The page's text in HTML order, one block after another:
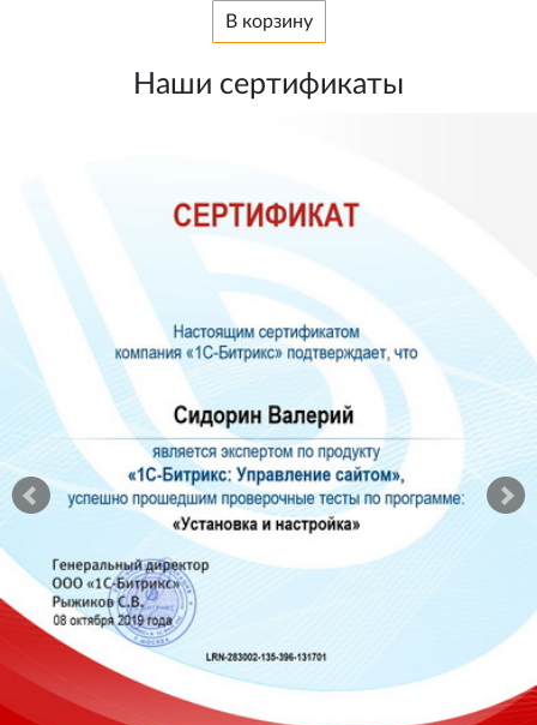
В корзину
Наши сертификаты